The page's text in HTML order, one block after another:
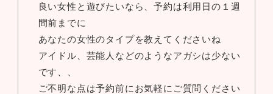
良い女性と遊びたいなら、予約は利用日の１週
間前までに
あなたの女性のタイプを教えてくださいね
アイドル、芸能人などのようなアガシは少ない
です、、
ご不明な点は予約前にお気軽にご質問ください